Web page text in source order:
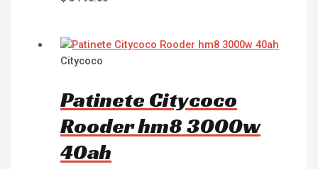
Citycoco
Patinete Citycoco
Rooder hm8 3000w
40ah